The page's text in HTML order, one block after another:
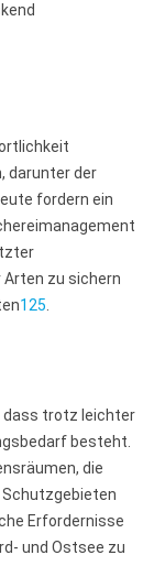
darunter der
fordern ein
zu sichern
125.
dass trotz leichter
besteht.
die
Erfordernisse
und Ostsee zu